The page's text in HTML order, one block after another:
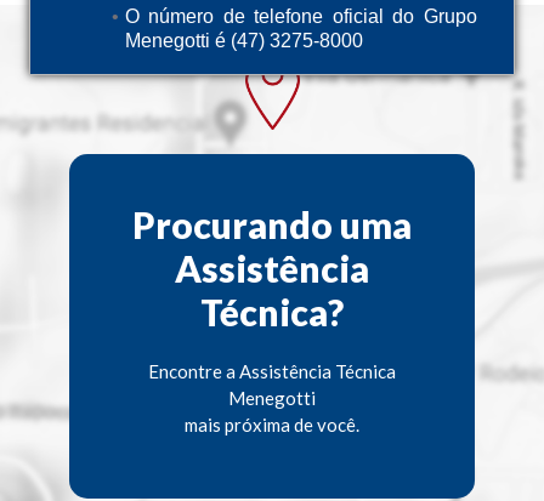
O número de telefone oficial do Grupo
Menegotti é (47) 3275-8000
Procurando uma
Assistência
Técnica?
Encontre a Assistência Técnica
Menegotti
mais próxima de você.